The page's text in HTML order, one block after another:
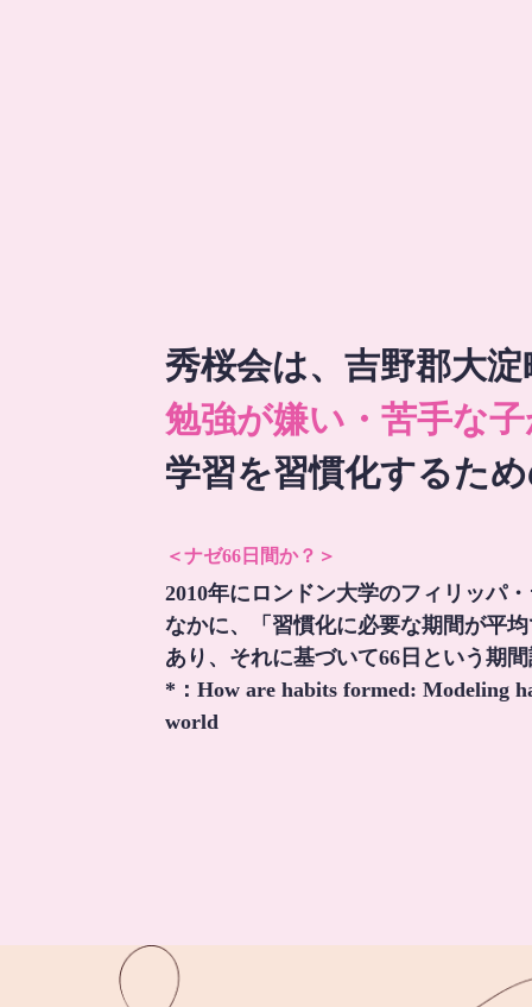
秀桜会は、吉野郡大淀
勉強が嫌い・苦手な
学習を習慣化するた
＜ナゼ66日間か？＞
2010年にロンドン大学のフィリッパ
なかに、「習慣化に必要な期間が平
あり、それに基づいて66日という期
*：How are habits formed: Modeling
world